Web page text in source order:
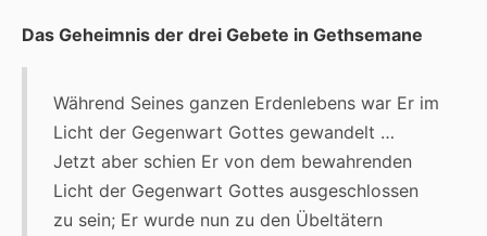
Das Geheimnis der drei Gebete in Gethsemane
Während Seines ganzen Erdenlebens war Er im
Licht der Gegenwart Gottes gewandelt …
Jetzt aber schien Er von dem bewahrenden
Licht der Gegenwart Gottes ausgeschlossen
zu sein; Er wurde nun zu den Übeltätern